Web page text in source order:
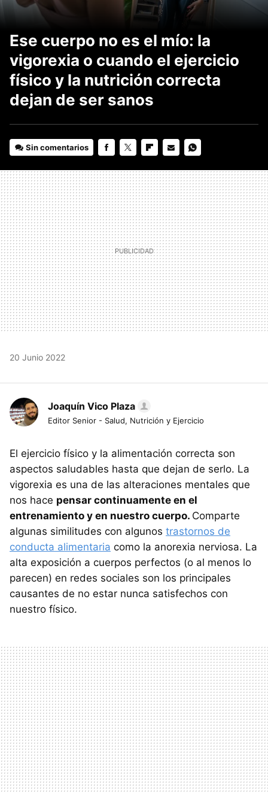
Ese cuerpo no es el mío: la
vigorexia o cuando el ejercicio
físico y la nutrición correcta
dejan de ser sanos
Sin comentarios
MAIL
20 Junio 2022
Joaquín Vico Plaza
Editor Senior - Salud, Nutrición y Ejercicio
El ejercicio físico y la alimentación correcta son
aspectos saludables hasta que dejan de serlo. La
vigorexia es una de las alteraciones mentales que
nos hace pensar continuamente en el
entrenamiento y en nuestro cuerpo. Comparte
algunas similitudes con algunos trastornos de
conducta alimentaria como la anorexia nerviosa. La
alta exposición a cuerpos perfectos (o al menos lo
parecen) en redes sociales son los principales
causantes de no estar nunca satisfechos con
nuestro físico.